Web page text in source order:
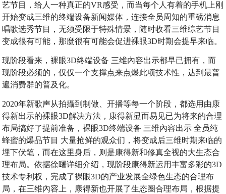
艺节目，给人一种真正的VR感受，而当每个人有着的手机上刚
开始变成三维的终端设备新闻媒体，连接全员周知的重磅消息
唱歌选秀节目，无须受限于特殊情景，随时收看三维综艺节目
变成很有可能，那麼很有可能会促进裸眼3D时期会提早来临。
现阶段看来，裸眼3D终端设备 三维內容出示都早已拥有，而
现阶段必须的，仅仅一个支撑点来点爆此项技术性，达到最普
遍消费群的普及化。
2020年新歌声从拍攝到制做、开播等每一个阶段，都选用由康
得新出示的裸眼3D解决方法，康得新显而易见已为将来的合理
布局搞好了提前准备，裸眼3D终端设备 三维內容出示 全员纯
蜂蜜的爆品节目 大量抢鲜的观众们，将变成后三维时期来临的
埋下伏笔，而在这里身后，则是康得新和修真全视的大生态合
理布局。依据徐曙详细介绍，现阶段康得新运用丰富多彩的3D
技术专利权，完成了裸眼3D的产业发展全绿色生态的合理布
局，在三维內容上，康得新也开展了生态圈合理布局，根据提